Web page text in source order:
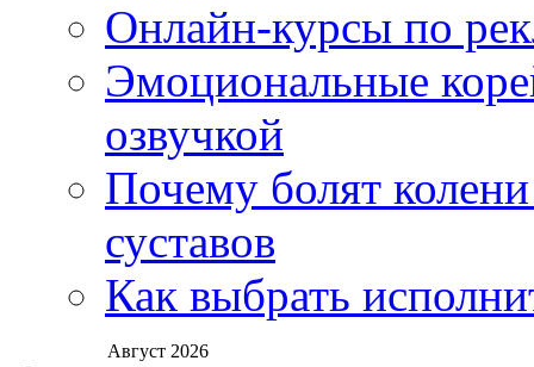
Онлайн-курсы по
Эмоциональные
озвучкой
Почему болят
суставов
Как выбрать
Август 2026